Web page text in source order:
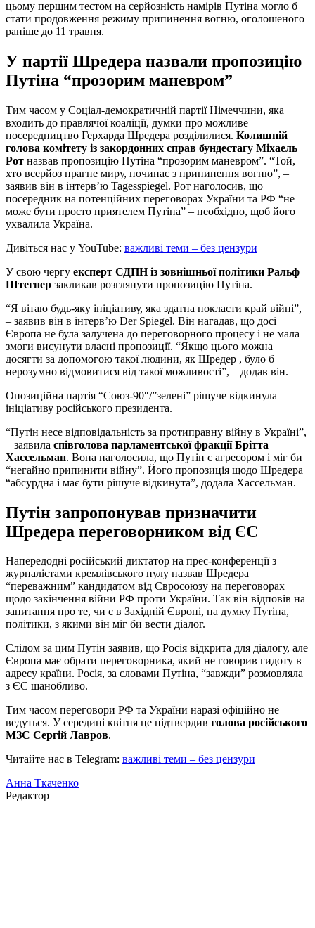
цьому першим тестом на серйозність намірів Путіна могло б
стати продовження режиму припинення вогню, оголошеного
раніше до 11 травня.
У партії Шредера назвали пропозицію
Путіна “прозорим маневром”
Тим часом у Соціал-демократичній партії Німеччини, яка
входить до правлячої коаліції, думки про можливе
посередництво Герхарда Шредера розділилися. Колишній
голова комітету із закордонних справ бундестагу Міхаель
Рот назвав пропозицію Путіна “прозорим маневром”. “Той,
хто всерйоз прагне миру, починає з припинення вогню”, –
заявив він в інтерв’ю Tagesspiegel. Рот наголосив, що
посередник на потенційних переговорах України та РФ “не
може бути просто приятелем Путіна” – необхідно, щоб його
ухвалила Україна.
Дивіться нас у YouTube: важливі теми – без цензури
У свою чергу експерт СДПН із зовнішньої політики Ральф
Штегнер закликав розглянути пропозицію Путіна.
“Я вітаю будь-яку ініціативу, яка здатна покласти край війні”,
– заявив він в інтерв’ю Der Spiegel. Він нагадав, що досі
Європа не була залучена до переговорного процесу і не мала
змоги висунути власні пропозиції. “Якщо цього можна
досягти за допомогою такої людини, як Шредер , було б
нерозумно відмовитися від такої можливості”, – додав він.
Опозиційна партія “Союз-90″/”зелені” рішуче відкинула
ініціативу російського президента.
“Путін несе відповідальність за протиправну війну в Україні”,
– заявила співголова парламентської фракції Брітта
Хассельман. Вона наголосила, що Путін є агресором і міг би
“негайно припинити війну”. Його пропозиція щодо Шредера
“абсурдна і має бути рішуче відкинута”, додала Хассельман.
Путін запропонував призначити
Шредера переговорником від ЄС
Напередодні російський диктатор на прес-конференції з
журналістами кремлівського пулу назвав Шредера
“переважним” кандидатом від Євросоюзу на переговорах
щодо закінчення війни РФ проти України. Так він відповів на
запитання про те, чи є в Західній Європі, на думку Путіна,
політики, з якими він міг би вести діалог.
Слідом за цим Путін заявив, що Росія відкрита для діалогу, але
Європа має обрати переговорника, який не говорив гидоту в
адресу країни. Росія, за словами Путіна, “завжди” розмовляла
з ЄС шанобливо.
Тим часом переговори РФ та України наразі офіційно не
ведуться. У середині квітня це підтвердив голова російського
МЗС Сергій Лавров.
Читайте нас в Telegram: важливі теми – без цензури
Анна Ткаченко
Редактор